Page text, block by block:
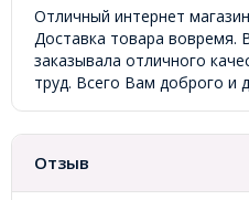
Отличный интернет
Доставка товара вовремя.
заказывала отличного
труд. Всего Вам доброго и
Отзыв